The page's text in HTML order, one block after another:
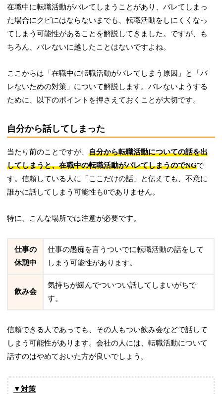
在職中に転職活動がバレてしまうことがあり、バレてしまっ
た場合にクビにはならないまでも、転職活動をしにくくなっ
てしまう可能性があることを解説してきました。ですが、も
ちろん、バレないに越したことはないですよね。
ここからは「在職中に転職活動がバレてしまう原因」と「バ
レないための対策」について解説します。バレないようする
ために、以下のポイントを押さえておくことが大切です。
自分から話してしまった
当たり前のことですが、自分から転職活動についての話を出
してしまうと、在職中の転職活動がバレてしまうのでNGで
す。信頼している人に「ここだけの話」と伝えても、不意に
誰かに話してしまう可能性も0でありません。
特に、こんな場所では注意が必要です。
仕事の
休憩中
仕事の愚痴を言うついでに転職活動の話をして
しまう可能性があります。
飲み会
気持ちが緩んでついつい話してしまいがちで
す。
信頼できる人であっても、その人もつい飲み会などで話して
しまう可能性があります。会社の人には、転職活動について
話すのはやめておいた方が良いでしょう。
▼対策